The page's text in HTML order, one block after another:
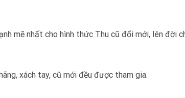
mẽ nhất cho hình thức Thu cũ đổi mới, lên đời
xách tay, cũ mới đều được tham gia.